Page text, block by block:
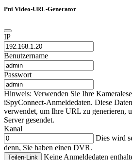
Pni Video-URL-Generator
IP
Benutzername
Passwort
Hinweis: Verwenden Sie Ihre
iSpyConnect-Anmeldedaten. Diese
verwendet, um Ihre URL zu generieren,
Server gesendet.
Kanal
Dies wird
denn, Sie haben einen DVR.
Teilen-Link Keine Anmeldedaten